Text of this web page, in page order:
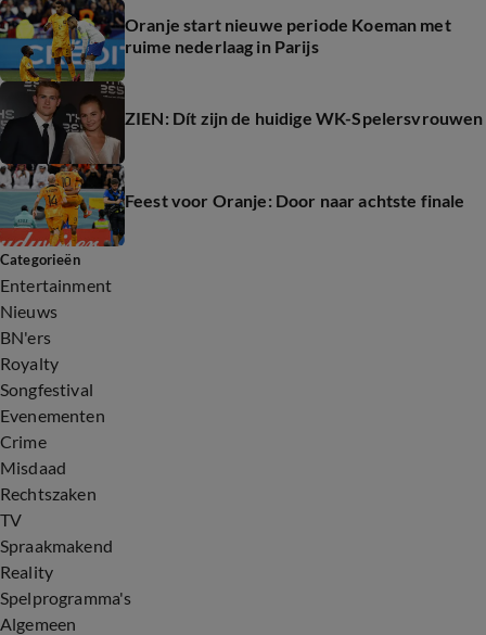
Oranje start nieuwe periode Koeman met
ruime nederlaag in Parijs
ZIEN: Dít zijn de huidige WK-Spelersvrouwen
Feest voor Oranje: Door naar achtste finale
Categorieën
Entertainment
Nieuws
BN'ers
Royalty
Songfestival
Evenementen
Crime
Misdaad
Rechtszaken
TV
Spraakmakend
Reality
Spelprogramma's
Algemeen